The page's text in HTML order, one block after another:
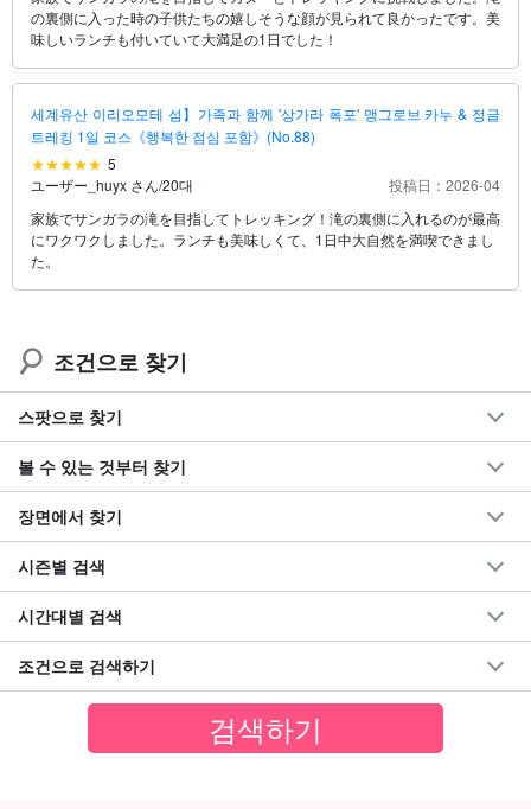
の裏側に入った時の子供たちの嬉しそうな顔が見られて良かったです。美
味しいランチも付いていて大満足の1日でした！
세계유산 이리오모테 섬】가족과 함께 '상가라 폭포' 맹그로브 카누 & 정글
트레킹 1일 코스《행복한 점심 포함》(No.88)
5
ユーザー_huyx さん/20대
投稿日：2026-04
家族でサンガラの滝を目指してトレッキング！滝の裏側に入れるのが最高
にワクワクしました。ランチも美味しくて、1日中大自然を満喫できまし
た。
조건으로 찾기
스팟으로 찾기
볼 수 있는 것부터 찾기
장면에서 찾기
시즌별 검색
시간대별 검색
조건으로 검색하기